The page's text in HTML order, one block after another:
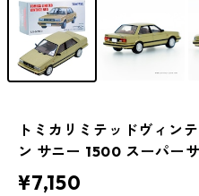
トミカリミテッドヴィン
ン サニー 1500 スーパー
¥7,150